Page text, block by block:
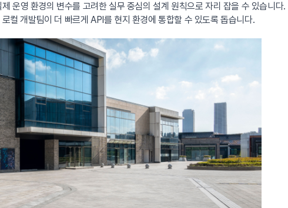
운영 환경의 변수를 고려한 실무 중심의 설계 원칙으로 자리 잡을 수 있습니다.
컬 개발팀이 더 빠르게 API를 현지 환경에 통합할 수 있도록 돕습니다.